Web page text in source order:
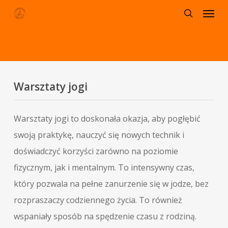
Skip
Menu
Warsztaty jogi
Warsztaty jogi to doskonała okazja, aby pogłębić
swoją praktykę, nauczyć się nowych technik i
doświadczyć korzyści zarówno na poziomie
fizycznym, jak i mentalnym. To intensywny czas,
który pozwala na pełne zanurzenie się w jodze, bez
rozpraszaczy codziennego życia. To również
wspaniały sposób na spędzenie czasu z rodziną.